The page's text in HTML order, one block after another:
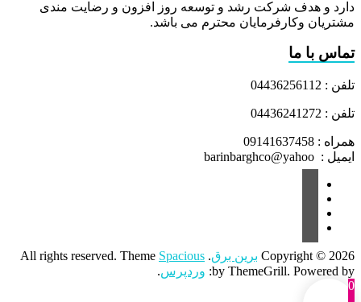
دارد و هدف شرکت رشد و توسعه روز افزون و رضایت مندی
مشتریان وکارفرمایان محترم می باشد.
تماس با ما
تلفن : 04436256112
تلفن : 04436241272
همراه : 09141637458
ایمیل : barinbarghco@yahoo
Copyright © 2026 برین برق. All rights reserved. Theme
Spacious
by ThemeGrill. Powered by: وردپرس.
0